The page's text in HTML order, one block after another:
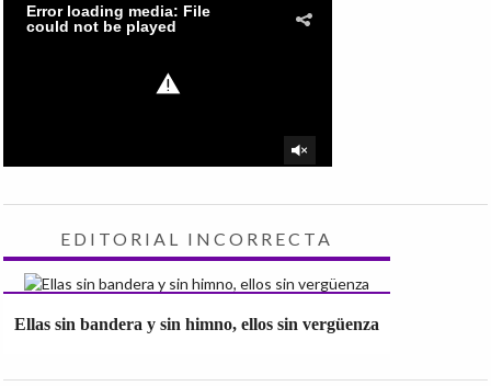
EDITORIAL INCORRECTA
Ellas sin bandera y sin himno, ellos sin vergüenza